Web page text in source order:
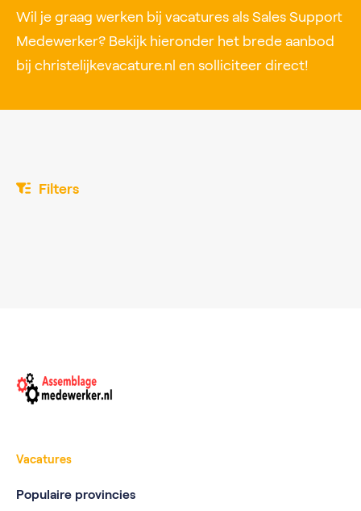
Wil je graag werken bij vacatures als Sales Support
Medewerker? Bekijk hieronder het brede aanbod
bij christelijkevacature.nl en solliciteer direct!
Filters
Vacatures
Populaire provincies